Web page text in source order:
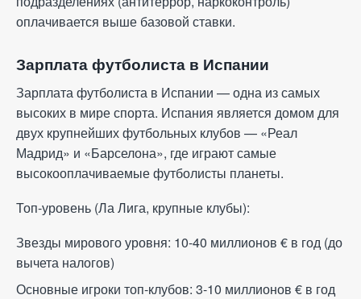
оплачивается выше базовой ставки.
Зарплата футболиста в Испании
Зарплата футболиста в Испании — одна из самых
высоких в мире спорта. Испания является домом для
двух крупнейших футбольных клубов — «Реал
Мадрид» и «Барселона», где играют самые
высокооплачиваемые футболисты планеты.
Топ-уровень (Ла Лига, крупные клубы):
Звезды мирового уровня: 10-40 миллионов € в год (до
вычета налогов)
Основные игроки топ-клубов: 3-10 миллионов € в год